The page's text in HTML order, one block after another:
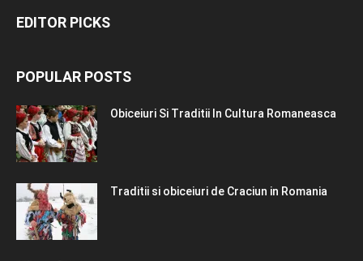
EDITOR PICKS
POPULAR POSTS
Obiceiuri Si Traditii In Cultura Romaneasca
Traditii si obiceiuri de Craciun in Romania